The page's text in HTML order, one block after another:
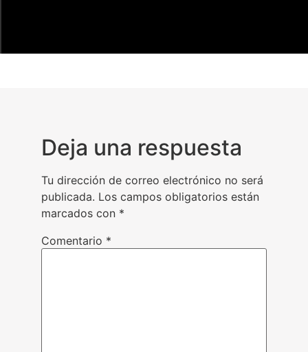
Deja una respuesta
Tu dirección de correo electrónico no será
publicada. Los campos obligatorios están
marcados con *
Comentario *